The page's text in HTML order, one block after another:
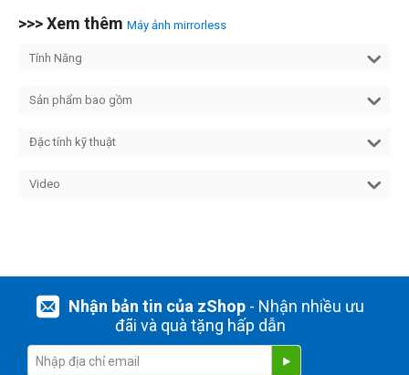
>>> Xem thêm Máy ảnh mirrorless
Tính Năng
Sản phẩm bao gồm
Đặc tính kỹ thuật
Video
Nhận bản tin của zShop- Nhận nhiều ưu
đãi và quà tặng hấp dẫn